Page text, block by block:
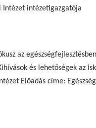
Intézet intézetigazgatója
az
és lehetőségek az
Előadás címe: